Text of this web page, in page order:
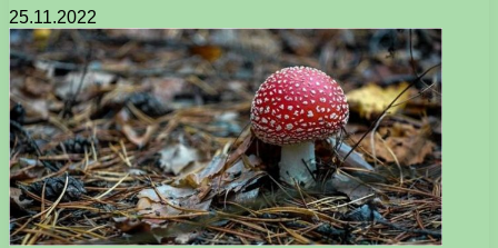
25.11.2022